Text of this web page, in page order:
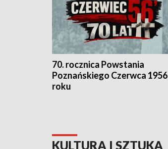
70. rocznica Powstania
Poznańskiego Czerwca 1956
roku
KULTURA I SZTUKA